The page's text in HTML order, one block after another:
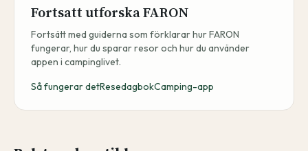
Fortsatt utforska FARON
Fortsätt med guiderna som förklarar hur FARON
fungerar, hur du sparar resor och hur du använder
appen i campinglivet.
Så fungerar detResedagbokCamping-app